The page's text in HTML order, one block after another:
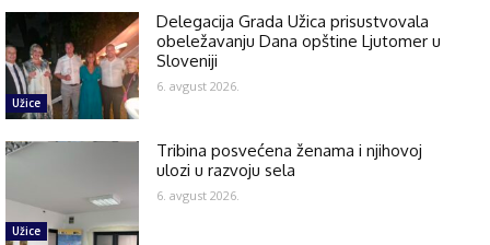
Užice
Delegacija Grada Užica prisustvovala
obeležavanju Dana opštine Ljutomer u
Sloveniji
6. avgust 2026.
Užice
Tribina posvećena ženama i njihovoj
ulozi u razvoju sela
6. avgust 2026.